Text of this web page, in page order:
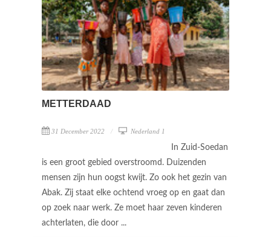
METTERDAAD
31 December 2022 Nederland 1
In Zuid-Soedan
is een groot gebied overstroomd. Duizenden
mensen zijn hun oogst kwijt. Zo ook het gezin van
Abak. Zij staat elke ochtend vroeg op en gaat dan
op zoek naar werk. Ze moet haar zeven kinderen
achterlaten, die door ...